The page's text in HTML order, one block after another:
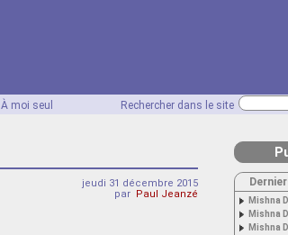
Rechercher dans le site
À moi seul
jeudi 31 décembre 2015
par Paul Jeanzé
Mishna
Mishna
Mishna